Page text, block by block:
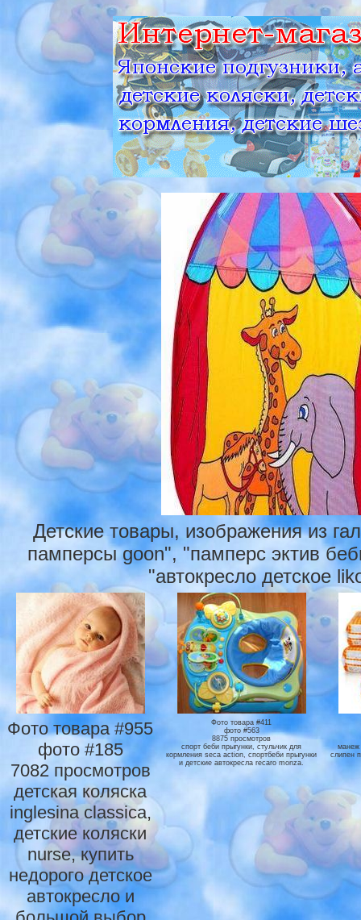
Детские товары, изображения из
памперсы goon", "памперс эктив
"автокресло детское
Фото товара #955
фото #185
7082 просмотров
детская коляска
inglesina classica,
детские коляски
nurse, купить
недорого детское
автокресло и
Фото товара #411
фото #563
8875 просмотров
спорт беби прыгунки, стульчик для
кормления seca action, спортбеби прыгунки
и детские автокресла recaro monza.
манеж
слипен